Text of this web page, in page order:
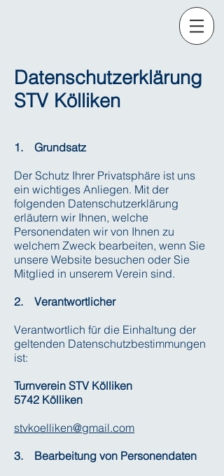
Datenschutzerklärung
STV Kölliken
1. Grundsatz
Der Schutz Ihrer Privatsphäre ist uns
ein wichtiges Anliegen. Mit der
folgenden Datenschutzerklärung
erläutern wir Ihnen, welche
Personendaten wir von Ihnen zu
welchem Zweck bearbeiten, wenn Sie
unsere Website besuchen oder Sie
Mitglied in unserem Verein sind.
2. Verantwortlicher
Verantwortlich für die Einhaltung der
geltenden Datenschutzbestimmungen
ist:
Turnverein STV Kölliken
5742 Kölliken
stvkoelliken@gmail.com
3. Bearbeitung von Personendaten